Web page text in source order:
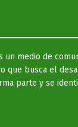
un medio de
que busca el
parte y se